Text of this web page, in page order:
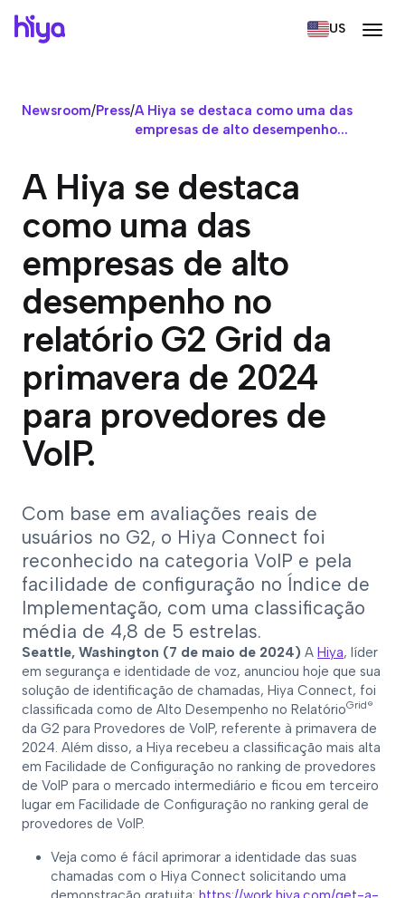
US
Newsroom/Press/A Hiya se destaca como uma das
empresas de alto desempenho...
A Hiya se destaca
como uma das
empresas de alto
desempenho no
relatório G2 Grid da
primavera de 2024
para provedores de
VoIP.
Com base em avaliações reais de
usuários no G2, o Hiya Connect foi
reconhecido na categoria VoIP e pela
facilidade de configuração no Índice de
Implementação, com uma classificação
média de 4,8 de 5 estrelas.
Seattle, Washington (7 de maio de 2024) A Hiya, líder
em segurança e identidade de voz, anunciou hoje que sua
solução de identificação de chamadas, Hiya Connect, foi
classificada como de Alto Desempenho no RelatórioGrid®
da G2 para Provedores de VoIP, referente à primavera de
2024. Além disso, a Hiya recebeu a classificação mais alta
em Facilidade de Configuração no ranking de provedores
de VoIP para o mercado intermediário e ficou em terceiro
lugar em Facilidade de Configuração no ranking geral de
provedores de VoIP.
Veja como é fácil aprimorar a identidade das suas
chamadas com o Hiya Connect solicitando uma